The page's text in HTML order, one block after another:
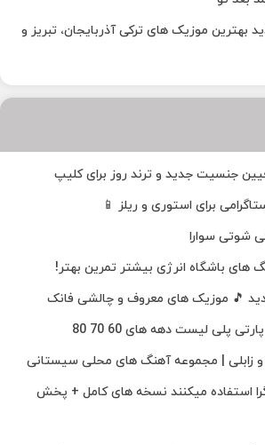
بهترین موزیک‌ های ترکی آذربایجان، تبریز و
جنسیت جدید و ترند روز برای کلیپ
برای استوری و ریلز 📱
شوتی سوارا
های باشگاه انرژی بیشتر تمرین بهتر!
🎵 موزیک‌ های معروف و چالشی فانک
پلی لیست دهه های 60 70 80
و زابلی | مجموعه آهنگ‌ های محلی سیستانی
استفاده میکنند نسخه های کامل + پخش